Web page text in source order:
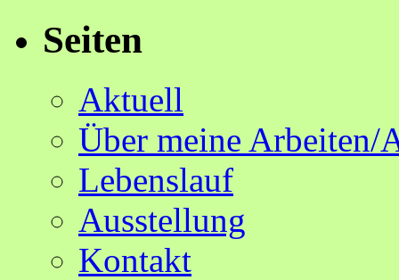
Seiten
Aktuell
Über meine Arbeiten/
Lebenslauf
Ausstellung
Kontakt